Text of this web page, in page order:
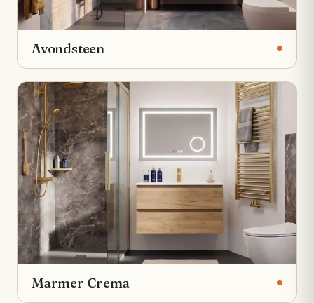
Avondsteen
Marmer Crema